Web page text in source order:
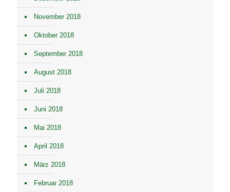
November 2018
Oktober 2018
September 2018
August 2018
Juli 2018
Juni 2018
Mai 2018
April 2018
März 2018
Februar 2018